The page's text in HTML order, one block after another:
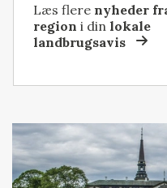
Læs flere nyheder
region i dinlokale
landbrugsavis